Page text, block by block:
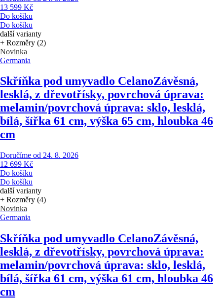
13 599 Kč
Do košíku
Do košíku
další varianty
+ Rozměry (2)
Novinka
Germania
Skříňka pod umyvadlo CelanoZávěsná,
lesklá, z dřevotřísky, povrchová úprava:
melamin/povrchová úprava: sklo, lesklá,
bílá, šířka 61 cm, výška 65 cm, hloubka 46
cm
Doručíme od 24. 8. 2026
12 699 Kč
Do košíku
Do košíku
další varianty
+ Rozměry (4)
Novinka
Germania
Skříňka pod umyvadlo CelanoZávěsná,
lesklá, z dřevotřísky, povrchová úprava:
melamin/povrchová úprava: sklo, lesklá,
bílá, šířka 61 cm, výška 61 cm, hloubka 46
cm